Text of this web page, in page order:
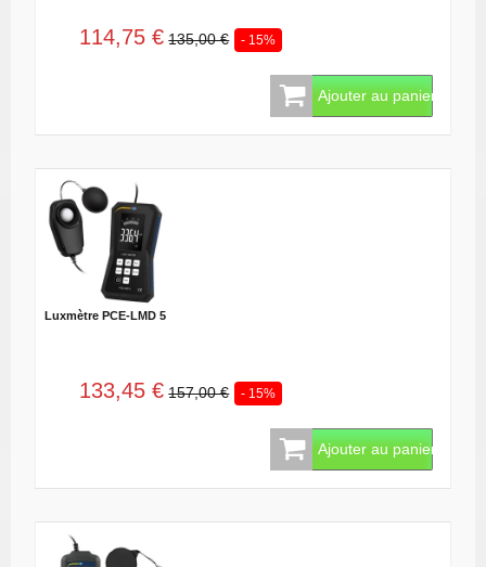
114,75 € 135,00 € - 15%
Ajouter au panier
Luxmètre PCE-LMD 5
133,45 € 157,00 € - 15%
Ajouter au panier